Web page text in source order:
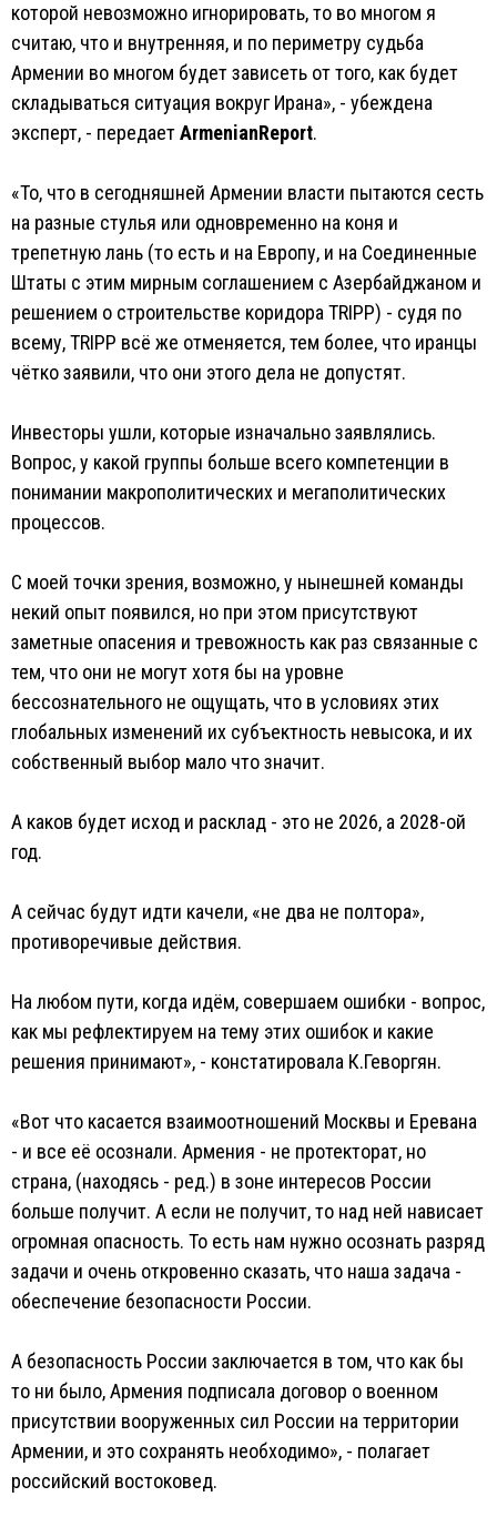
которой невозможно игнорировать, то во многом я
считаю, что и внутренняя, и по периметру судьба
Армении во многом будет зависеть от того, как будет
складываться ситуация вокруг Ирана», - убеждена
эксперт, - передаетArmenianReport.
«То, что в сегодняшней Армении власти пытаются сесть
на разные стулья или одновременно на коня и
трепетную лань (то есть и на Европу, и на Соединенные
Штаты с этим мирным соглашением с Азербайджаном и
решением о строительстве коридора TRIPP) - судя по
всему, TRIPP всё же отменяется, тем более, что иранцы
чётко заявили, что они этого дела не допустят.
Инвесторы ушли, которые изначально заявлялись.
Вопрос, у какой группы больше всего компетенции в
понимании макрополитических и мегаполитических
процессов.
С моей точки зрения, возможно, у нынешней команды
некий опыт появился, но при этом присутствуют
заметные опасения и тревожность как раз связанные с
тем, что они не могут хотя бы на уровне
бессознательного не ощущать, что в условиях этих
глобальных изменений их субъектность невысока, и их
собственный выбор мало что значит.
А каков будет исход и расклад - это не 2026, а 2028-ой
год.
А сейчас будут идти качели, «не два не полтора»,
противоречивые действия.
На любом пути, когда идём, совершаем ошибки - вопрос,
как мы рефлектируем на тему этих ошибок и какие
решения принимают», - констатировала К.Геворгян.
«Вот что касается взаимоотношений Москвы и Еревана
- и все её осознали. Армения - не протекторат, но
страна, (находясь - ред.) в зоне интересов России
больше получит. А если не получит, то над ней нависает
огромная опасность. То есть нам нужно осознать разряд
задачи и очень откровенно сказать, что наша задача -
обеспечение безопасности России.
А безопасность России заключается в том, что как бы
то ни было, Армения подписала договор о военном
присутствии вооруженных сил России на территории
Армении, и это сохранять необходимо», - полагает
российский востоковед.